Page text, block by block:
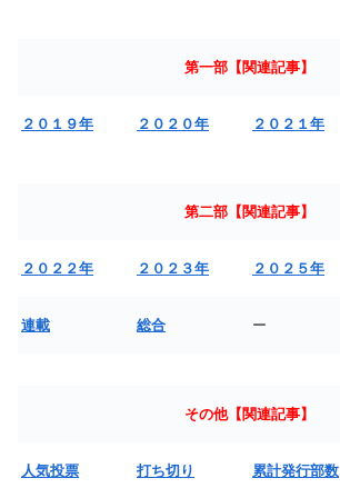
第一部【関連記事】
２０１９年 ２０２０年 ２０２１年
第二部【関連記事】
２０２２年 ２０２３年 ２０２５年
連載 総合 ー
その他【関連記事】
人気投票 打ち切り 累計発行部数